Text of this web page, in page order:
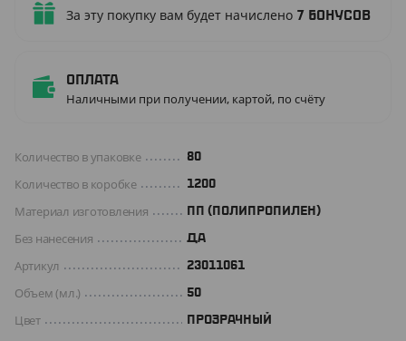
За эту покупку вам будет начислено 7 бонусов
Оплата
Наличными при получении, картой, по счёту
Количество в упаковке 80
Количество в коробке 1200
Материал изготовления ПП (ПОЛИПРОПИЛЕН)
Без нанесения ДА
Артикул 23011061
Объем (мл.) 50
Цвет ПРОЗРАЧНЫЙ